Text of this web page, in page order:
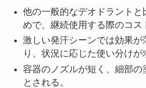
他の一般的なデオドラントと
めで、継続使用する際のコス
激しい発汗シーンでは効果が
り、状況に応じた使い分けが
容器のノズルが短く、細部の
とされる。